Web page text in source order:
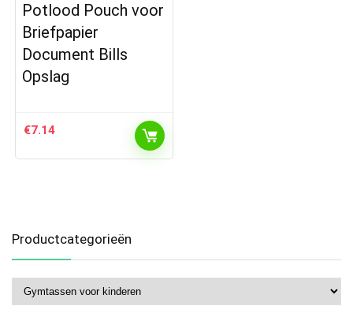
Potlood Pouch voor
Briefpapier
Document Bills
Opslag
€7.14
Productcategorieën